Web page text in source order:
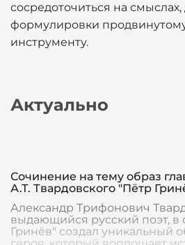
сосредоточиться на
формулировки
инструменту.
Актуально
Сочинение на тему образ
А.Т. Твардовского "Пётр
Александр Трифонович
выдающийся русский поэт, в
Гринёв" создал уникальный